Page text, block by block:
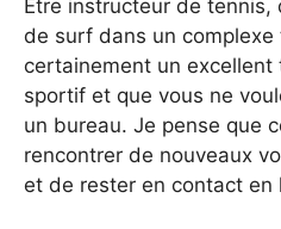
Être instructeur de tennis,
de surf dans un complexe
certainement un excellent
sportif et que vous ne
un bureau. Je pense que
rencontrer de nouveaux
et de rester en contact en